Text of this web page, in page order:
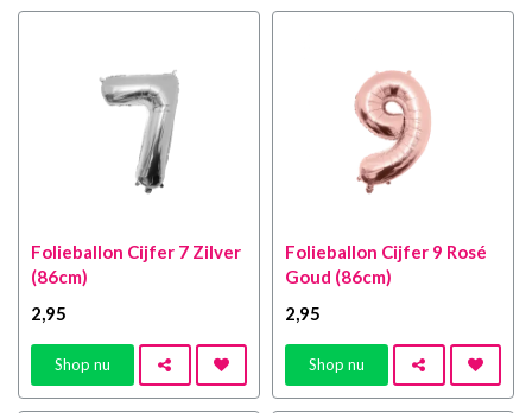
Folieballon Cijfer 7 Zilver
(86cm)
2 ,95
Shop nu
Folieballon Cijfer 9 Rosé
Goud (86cm)
2 ,95
Shop nu